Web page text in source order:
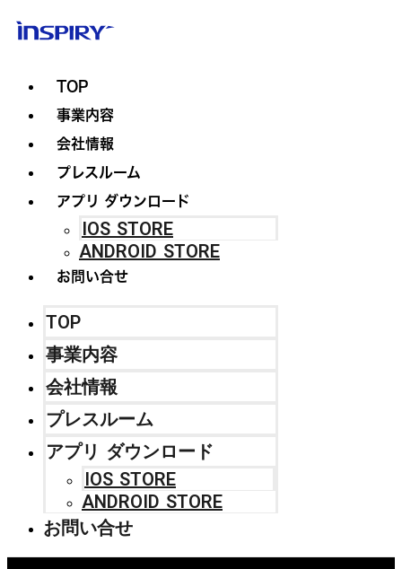
TOP
事業内容
会社情報
プレスルーム
アプリ ダウンロード
IOS STORE
ANDROID STORE
お問い合せ
TOP
事業内容
会社情報
プレスルーム
アプリ ダウンロード
IOS STORE
ANDROID STORE
お問い合せ